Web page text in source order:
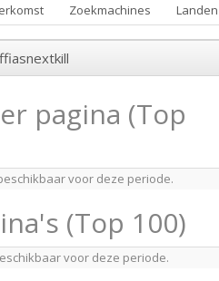
Zoekmachines Landen
pagina (Top
voor deze periode.
(Top 100)
voor deze periode.